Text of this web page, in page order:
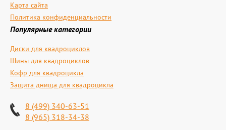
Карта сайта
Политика конфиденциальности
Популярные категории
Диски для квадроциклов
Шины для квадроциклов
Кофр для квадроцикла
Защита днища для квадроцикла
8 (499) 340-63-51
8 (965) 318-34-38